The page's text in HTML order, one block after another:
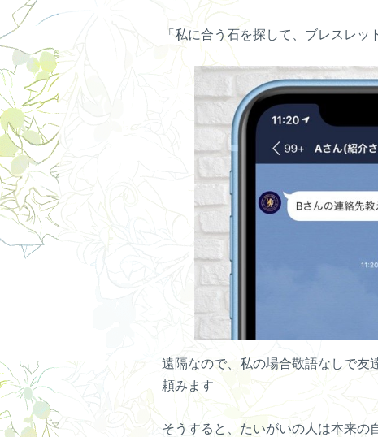
「私に合う石を探して、ブレスレ
遠隔なので、私の場合敬語なしで友
頼みます
そうすると、たいがいの人は本来の